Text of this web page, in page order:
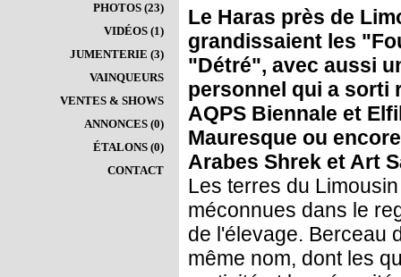
PHOTOS (23)
VIDÉOS (1)
JUMENTERIE (3)
VAINQUEURS
VENTES & SHOWS
ANNONCES (0)
ÉTALONS (0)
CONTACT
Le Haras près de
grandissaient les
"Détré", avec aussi
personnel qui a sorti
AQPS Biennale et
Mauresque ou
Arabes Shrek et Art
Les terres du
méconnues dans le
de l'élevage. Berceau
même nom, dont les